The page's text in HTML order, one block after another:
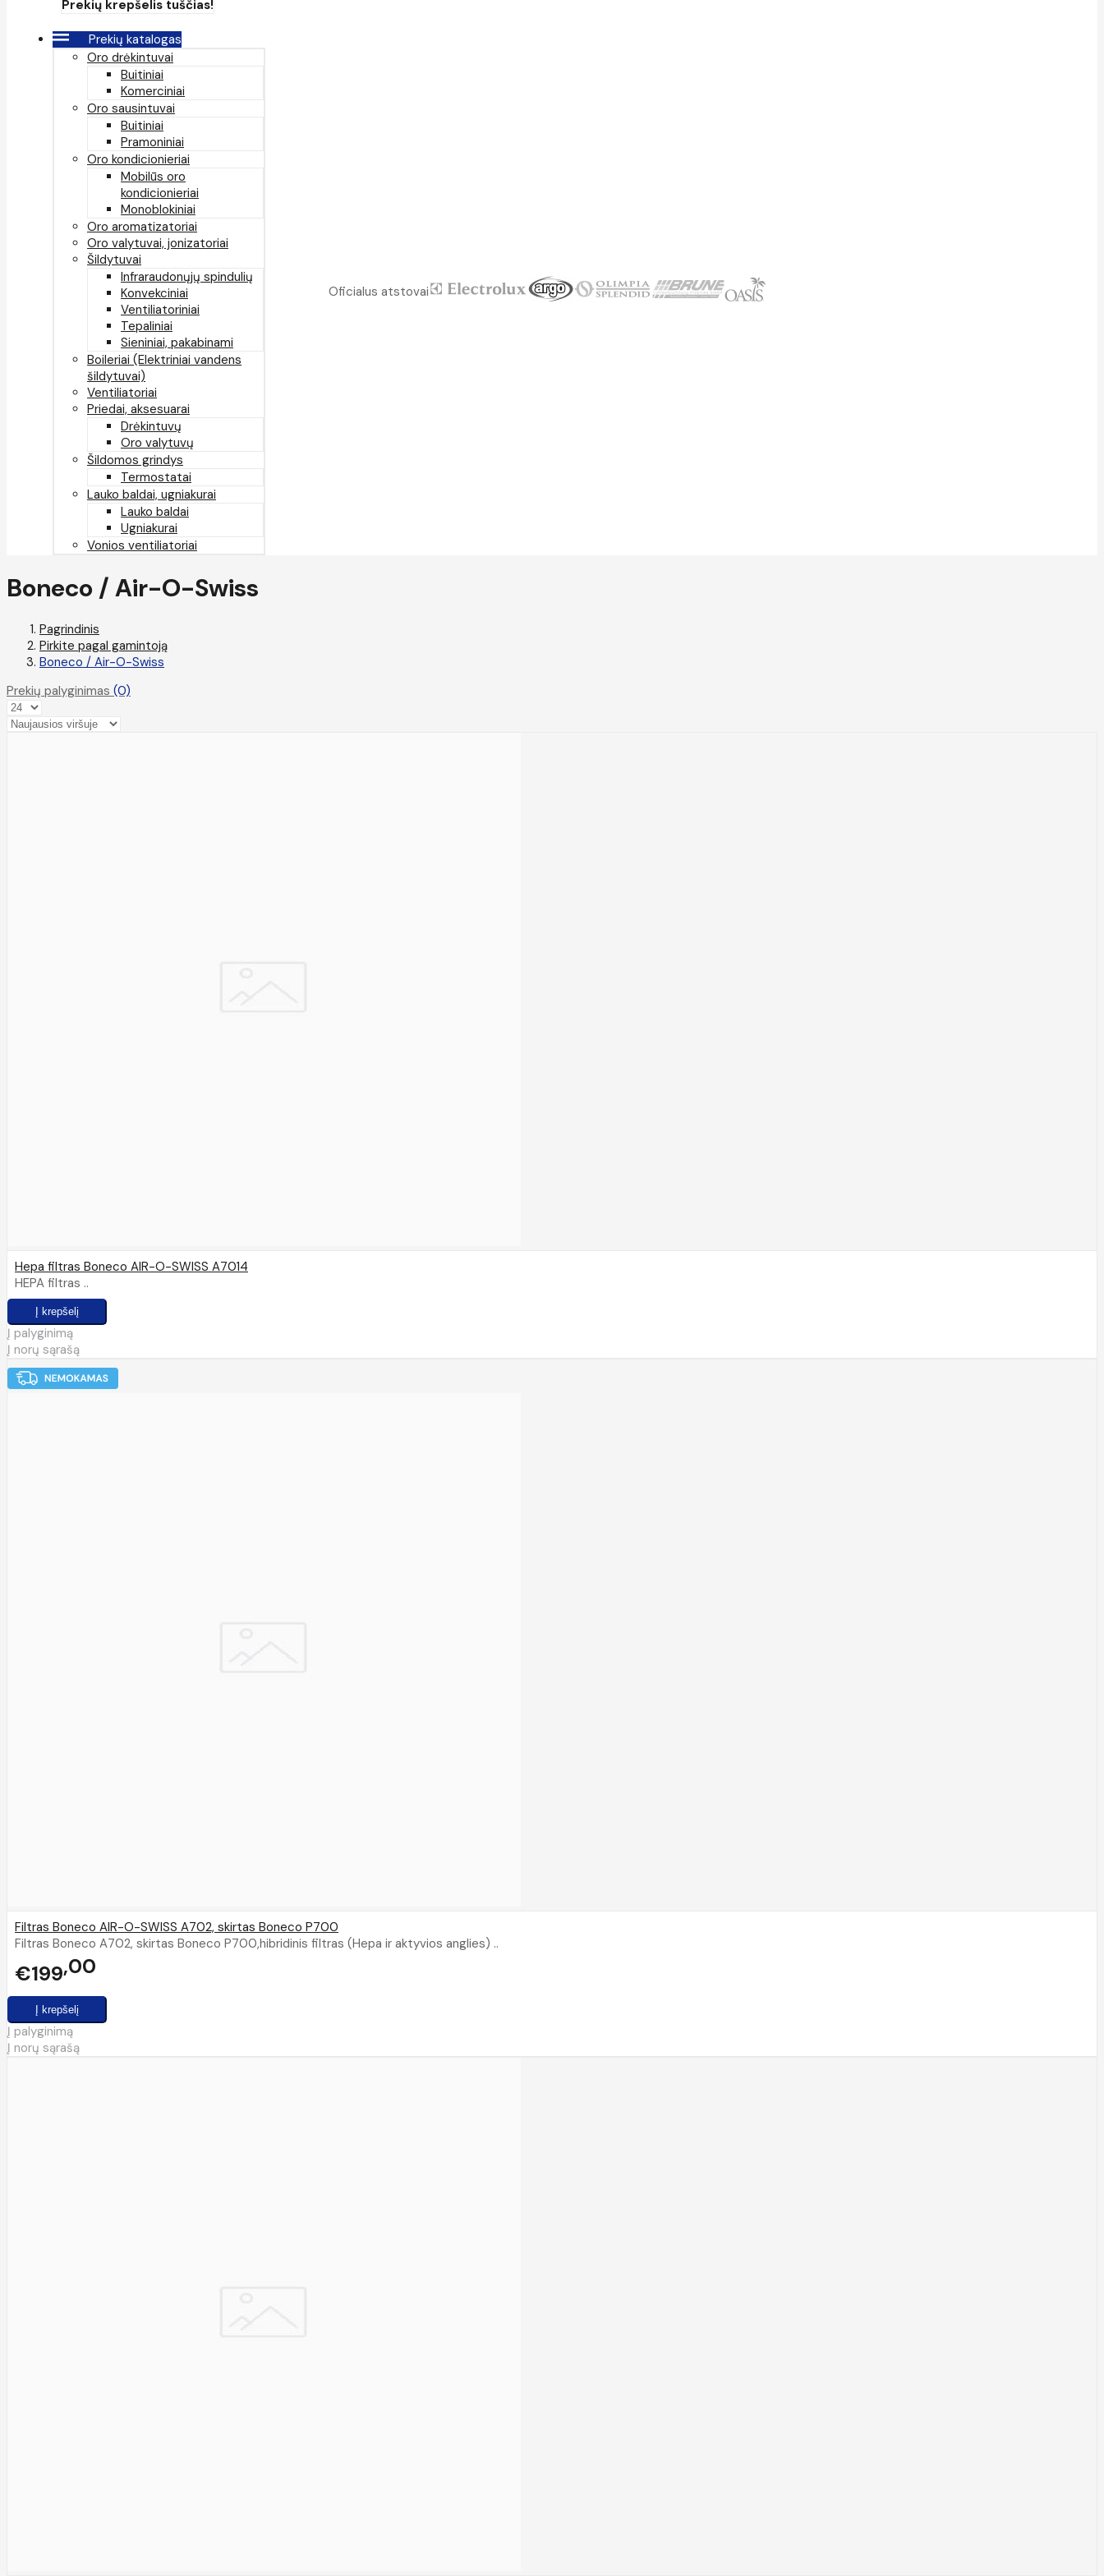
Prekių krepšelis tuščias!
Prekių katalogas
Oro drėkintuvai
Buitiniai
Komerciniai
Oro sausintuvai
Buitiniai
Pramoniniai
Oro kondicionieriai
Mobilūs oro
kondicionieriai
Monoblokiniai
Oro aromatizatoriai
Oro valytuvai, jonizatoriai
Šildytuvai
Infraraudonųjų spindulių
Konvekciniai
Ventiliatoriniai
Tepaliniai
Sieniniai, pakabinami
Boileriai (Elektriniai vandens
šildytuvai)
Ventiliatoriai
Priedai, aksesuarai
Drėkintuvų
Oro valytuvų
Šildomos grindys
Termostatai
Lauko baldai, ugniakurai
Lauko baldai
Ugniakurai
Vonios ventiliatoriai
Oficialus atstovai
Boneco / Air-O-Swiss
Pagrindinis
Pirkite pagal gamintoją
Boneco / Air-O-Swiss
Prekių palyginimas (0)
Hepa filtras Boneco AIR-O-SWISS A7014
HEPA filtras ..
Į palyginimą
Į norų sąrašą
Filtras Boneco AIR-O-SWISS A702, skirtas Boneco P700
Filtras Boneco A702, skirtas Boneco P700,hibridinis filtras (Hepa ir aktyvios anglies) ..
€199 00
Į palyginimą
Į norų sąrašą